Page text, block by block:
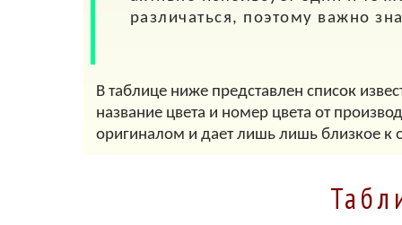
различаться, поэтому важно
В таблице ниже представлен список
название цвета и номер цвета от
оригиналом и дает лишь лишь близкое к